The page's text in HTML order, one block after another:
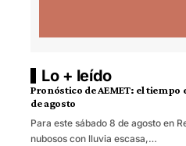
Lo + leído
Pronóstico de AEMET: el tiempo
de agosto
Para este sábado 8 de agosto en
nubosos con lluvia escasa,…